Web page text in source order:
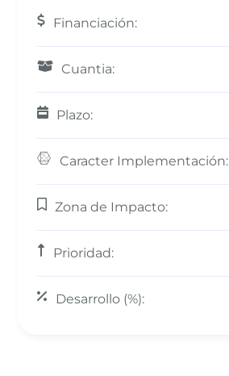
Financiación:
Cuantia:
Plazo:
Caracter Implementación:
Zona de Impacto:
Prioridad:
Desarrollo (%):